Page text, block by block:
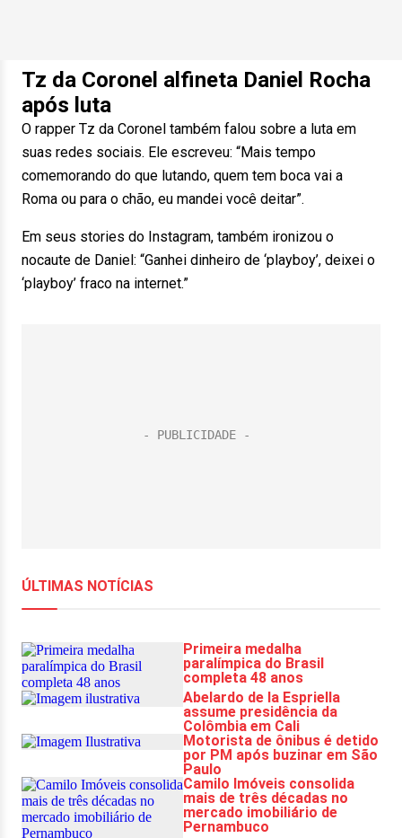
Tz da Coronel alfineta Daniel Rocha
após luta
O rapper Tz da Coronel também falou sobre a luta em
suas redes sociais. Ele escreveu: “Mais tempo
comemorando do que lutando, quem tem boca vai a
Roma ou para o chão, eu mandei você deitar”.
Em seus stories do Instagram, também ironizou o
nocaute de Daniel: “Ganhei dinheiro de ‘playboy’, deixei o
‘playboy’ fraco na internet.”